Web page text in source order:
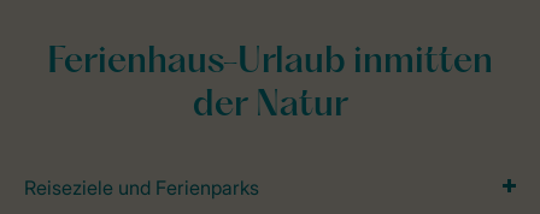
Ferienhaus-Urlaub inmitten
der Natur
Reiseziele und Ferienparks